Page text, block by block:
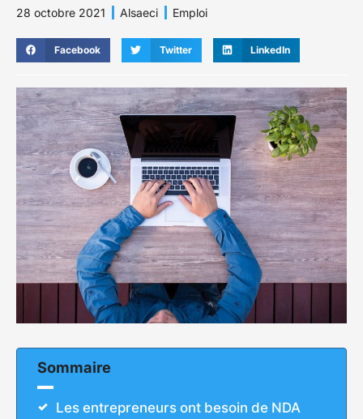
28 octobre 2021 Alsaeci Emploi
Facebook Twitter LinkedIn
Sommaire
Les entrepreneurs ont besoin de NDA